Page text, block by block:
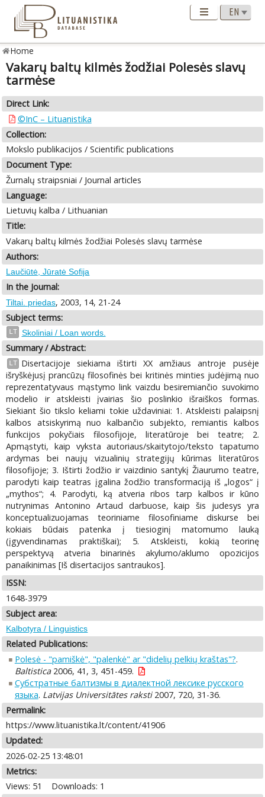
Home
Vakarų baltų kilmės žodžiai Polesės slavų
tarmėse
Direct Link:
©InC – Lituanistika
Collection:
Mokslo publikacijos / Scientific publications
Document Type:
Žurnalų straipsniai / Journal articles
Language:
Lietuvių kalba / Lithuanian
Title:
Vakarų baltų kilmės žodžiai Polesės slavų tarmėse
Authors:
Laučiūtė, Jūratė Sofija
In the Journal:
Tiltai. priedas, 2003, 14, 21-24
Subject terms:
LT Skoliniai / Loan words.
Summary / Abstract:
LT
Disertacijoje siekiama ištirti XX amžiaus antroje pusėje
išryškėjusį prancūzų filosofinės bei kritinės minties judėjimą nuo
reprezentatyvaus mąstymo link vaizdu besiremiančio suvokimo
modelio ir atskleisti įvairias šio poslinkio išraiškos formas.
Siekiant šio tikslo keliami tokie uždaviniai: 1. Atskleisti palaipsnį
kalbos atsiskyrimą nuo kalbančio subjekto, remiantis kalbos
funkcijos pokyčiais filosofijoje, literatūroje bei teatre; 2.
Apmąstyti, kaip vyksta autoriaus/skaitytojo/teksto tapatumo
ardymas bei naujų vizualinių strategijų kūrimas literatūros
filosofijoje; 3. Ištirti žodžio ir vaizdinio santykį Žiaurumo teatre,
parodyti kaip teatras įgalina žodžio transformaciją iš „logos“ į
„mythos“; 4. Parodyti, ką atveria ribos tarp kalbos ir kūno
nutrynimas Antonino Artaud darbuose, kaip šis judesys yra
konceptualizuojamas teoriniame filosofiniame diskurse bei
kokiais būdais patenka į tiesioginį matomumo lauką
(įgyvendinamas praktiškai); 5. Atskleisti, kokią teorinę
perspektyvą atveria binarinės akylumo/aklumo opozicijos
panaikinimas [Iš disertacijos santraukos].
ISSN:
1648-3979
Subject area:
Kalbotyra / Linguistics
Related Publications:
Polesė - "pamiškė", "palenkė" ar "didelių pelkių kraštas"?.
Baltistica2006, 41, 3, 451-459.
Субстратные балтизмы в диалектной лексике русского
языка. Latvijas Universitātes raksti2007, 720, 31-36.
Permalink:
https://www.lituanistika.lt/content/41906
Updated:
2026-02-25 13:48:01
Metrics:
Views: 51
Downloads: 1